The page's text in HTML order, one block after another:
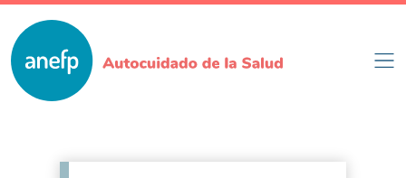
contenido
principal